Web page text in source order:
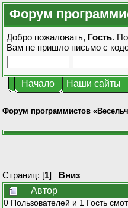
Форум
Добро пожаловать, Гость.
Вам не пришло письмо с
Начало Наши сайты
Форум программистов
Страниц: [1] Вниз
Автор
0 Пользователей и 1 Гость